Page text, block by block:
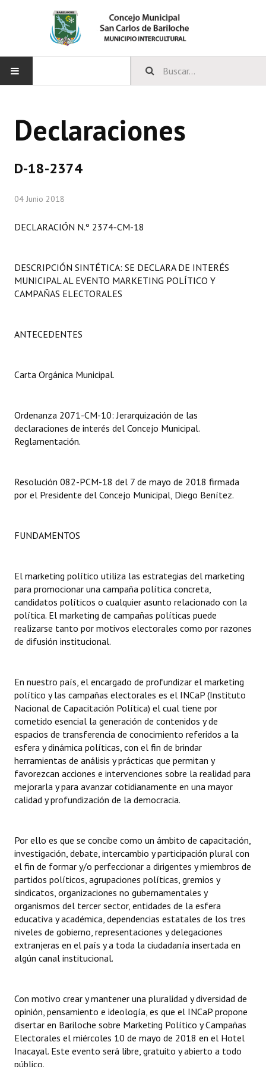
CONCEJO
Comisiones Especiales
Programas
Constitución Nacional
Carta Orgánica 2007
Digesto
DOCUMENTOS
Proyectos Presentados
Actas de Sesión
Informes de Unidad Coordinadora
Ejecución Presupuestaria
NORMATIVA
Comunicaciones
Declaraciones
Resoluciones
Resoluciones de Presidencia
INSTITUCIONAL
Antiguos Pobladores
Noticias Destacadas
Registros y Distinciones
Datos Históricos
Premio al Mérito - Registro
Audiencias Públicas - Registro
Periodistas Decanos - Registro
Ciudadano Ilustre - Registro
Banca del Vecino - Registro
Declaraciones
D-18-2374
04 Junio 2018
DECLARACIÓN N.º 2374-CM-18
DESCRIPCIÓN SINTÉTICA: SE DECLARA DE INTERÉS
MUNICIPAL AL EVENTO MARKETING POLÍTICO Y
CAMPAÑAS ELECTORALES
ANTECEDENTES
Carta Orgánica Municipal.
Ordenanza 2071-CM-10: Jerarquización de las
declaraciones de interés del Concejo Municipal.
Reglamentación.
Resolución 082-PCM-18 del 7 de mayo de 2018 firmada
por el Presidente del Concejo Municipal, Diego Benítez.
FUNDAMENTOS
El marketing político utiliza las estrategias del marketing
para promocionar una campaña política concreta,
candidatos políticos o cualquier asunto relacionado con la
política. El marketing de campañas políticas puede
realizarse tanto por motivos electorales como por razones
de difusión institucional.
En nuestro país, el encargado de profundizar el marketing
político y las campañas electorales es el INCaP (Instituto
Nacional de Capacitación Política) el cual tiene por
cometido esencial la generación de contenidos y de
espacios de transferencia de conocimiento referidos a la
esfera y dinámica políticas, con el fin de brindar
herramientas de análisis y prácticas que permitan y
favorezcan acciones e intervenciones sobre la realidad para
mejorarla y para avanzar cotidianamente en una mayor
calidad y profundización de la democracia.
Por ello es que se concibe como un ámbito de capacitación,
investigación, debate, intercambio y participación plural con
el fin de formar y/o perfeccionar a dirigentes y miembros de
partidos políticos, agrupaciones políticas, gremios y
sindicatos, organizaciones no gubernamentales y
organismos del tercer sector, entidades de la esfera
educativa y académica, dependencias estatales de los tres
niveles de gobierno, representaciones y delegaciones
extranjeras en el país y a toda la ciudadanía insertada en
algún canal institucional.
Con motivo crear y mantener una pluralidad y diversidad de
opinión, pensamiento e ideología, es que el INCaP propone
disertar en Bariloche sobre Marketing Político y Campañas
Electorales el miércoles 10 de mayo de 2018 en el Hotel
Inacayal. Este evento será libre, gratuito y abierto a todo
público.